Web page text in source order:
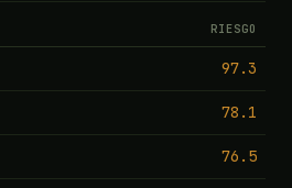
RIESGO
97.3
78.1
76.5